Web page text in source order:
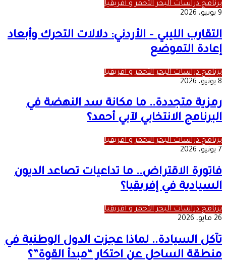
برنامج دراسات البحر الأحمر و أفريقيا
9 يونيو، 2026
التقارب الليبي – الأردني: دلالات التحرك وأبعاد
إعادة التموضع
برنامج دراسات البحر الأحمر و أفريقيا
8 يونيو، 2026
رمزية متجددة.. ما مكانة سد النهضة في
البرنامج الانتخابي لآبي أحمد؟
برنامج دراسات البحر الأحمر و أفريقيا
7 يونيو، 2026
فاتورة الاقتراض.. ما تداعيات تصاعد الديون
السيادية في إفريقيا؟
برنامج دراسات البحر الأحمر و أفريقيا
26 مايو، 2026
تآكل السيادة.. لماذا عجزت الدول الوطنية في
منطقة الساحل عن احتكار “مبدأ القوة”؟